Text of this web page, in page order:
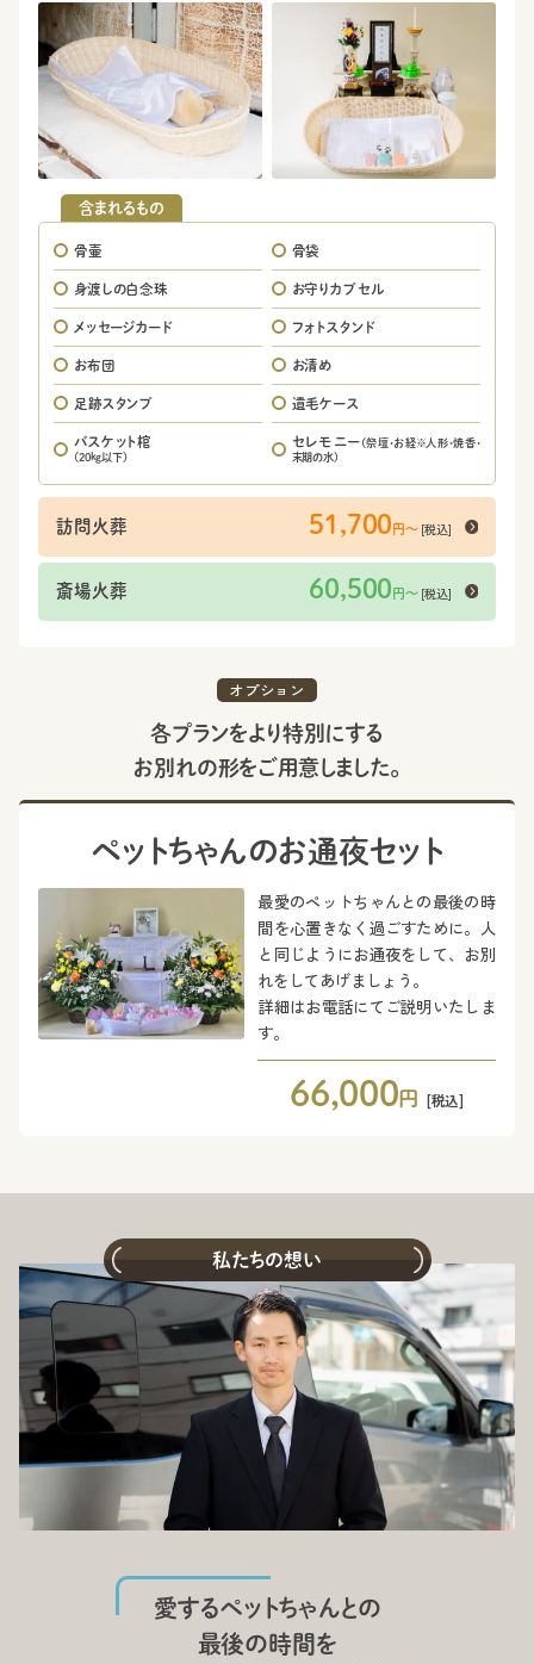
含まれるもの
骨壷 骨袋
身渡しの白念珠 お守りカプセル
メッセージカード フォトスタンド
お布団 お清め
足跡スタンプ 遺毛ケース
バスケット棺
(20kg以下)
セレモニー (祭壇・お経※人形・焼香・
末期の水)
訪問火葬 51,700円〜[税込]
斎場火葬 60,500 円〜[税込]
オプション
各プランをより特別にする
お別れの形をご用意しました。
ペットちゃんのお通夜セット
最愛のペットちゃんとの最後の時
間を心置きなく過ごすために。人
と同じようにお通夜をして、お別
れをしてあげましょう。
詳細はお電話にてご説明いたしま
す。
66,000円 [税込]
私たちの想い
愛するペットちゃんとの
最後の時間を